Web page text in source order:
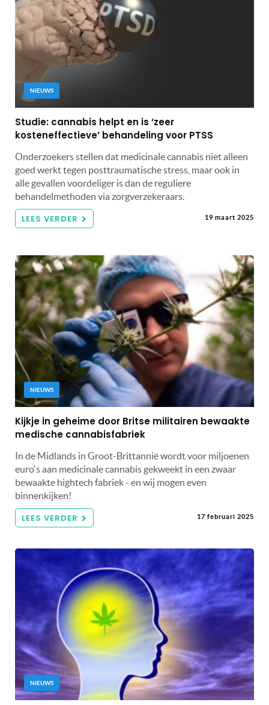
NIEUWS
Studie: cannabis helpt en is ‘zeer
kosteneffectieve’ behandeling voor PTSS
Onderzoekers stellen dat medicinale cannabis niet alleen
goed werkt tegen posttraumatische stress, maar ook in
alle gevallen voordeliger is dan de reguliere
behandelmethoden via zorgverzekeraars.
LEES VERDER 19 maart 2025
NIEUWS
Kijkje in geheime door Britse militairen bewaakte
medische cannabisfabriek
In de Midlands in Groot-Brittannië wordt voor miljoenen
euro's aan medicinale cannabis gekweekt in een zwaar
bewaakte hightech fabriek - en wij mogen even
binnenkijken!
LEES VERDER 17 februari 2025
NIEUWS